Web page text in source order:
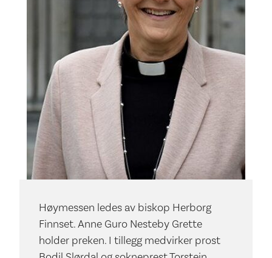
Høymessen ledes av biskop Herborg
Finnset. Anne Guro Nesteby Grette
holder preken. I tillegg medvirker prost